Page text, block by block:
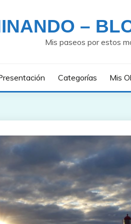
–
Mis paseos por estos
Categorías Mis